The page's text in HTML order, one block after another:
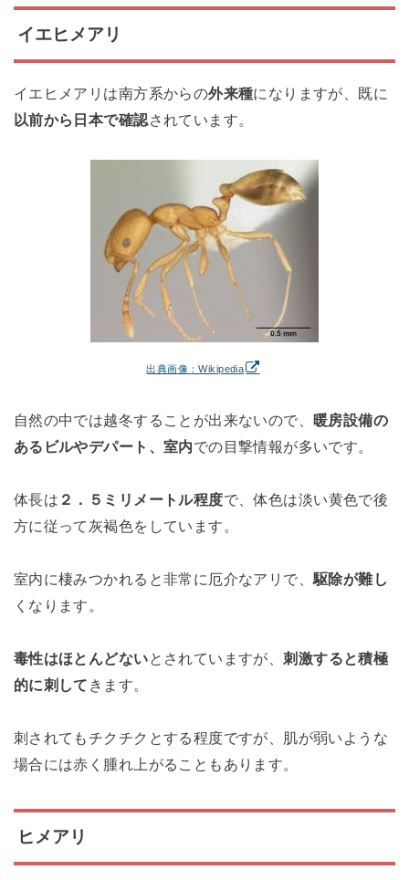
イエヒメアリ
イエヒメアリは南方系からの外来種になりますが、既に
以前から日本で確認されています。
出典画像：Wikipedia
自然の中では越冬することが出来ないので、暖房設備の
あるビルやデパート、室内での目撃情報が多いです。
体長は ２．５ミリメートル程度で、体色は淡い黄色で後
方に従って灰褐色をしています。
室内に棲みつかれると非常に厄介なアリで、駆除が難し
くなります。
毒性はほとんどないとされていますが、刺激すると積極
的に刺して きます。
刺されてもチクチクとする程度ですが、肌が弱いような
場合には赤く腫れ上がることもあります。
ヒメアリ